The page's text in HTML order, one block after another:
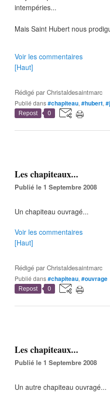
intempéries...
Mais Saint Hubert nous
Voir les commentaires
[Haut]
Rédigé parChristaldesaintmarc
Publié dans#chapiteau, #hubert,
Repost 0
Les chapiteaux...
Publié le 1 Septembre 2008
Un chapiteau ouvragé...
Voir les commentaires
[Haut]
Rédigé parChristaldesaintmarc
Publié dans#chapiteau, #ouvrage
Repost 0
Les chapiteaux...
Publié le 1 Septembre 2008
Un autre chapiteau ouvragé...